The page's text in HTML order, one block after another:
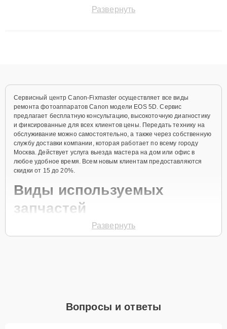
сохранением гарантии до 3 лет. Наши мастера решают
Развернуть
Сервисный центр Canon-Fixmaster осуществляет все виды
ремонта фотоаппаратов Canon модели EOS 5D. Сервис
предлагает бесплатную консультацию, высокоточную диагностику
и фиксированные для всех клиентов цены. Передать технику на
обслуживание можно самостоятельно, а также через собственную
службу доставки компании, которая работает по всему городу
Москва. Действует услуга выезда мастера на дом или офис в
любое удобное время. Всем новым клиентам предоставляются
скидки от 15 до 20%.
Виды используемых
запчастей
Для ремонта фотоаппарата модели EOS 5D предлагаются как
активное использование устройства дольше
Развернуть
Вопросы и ответы